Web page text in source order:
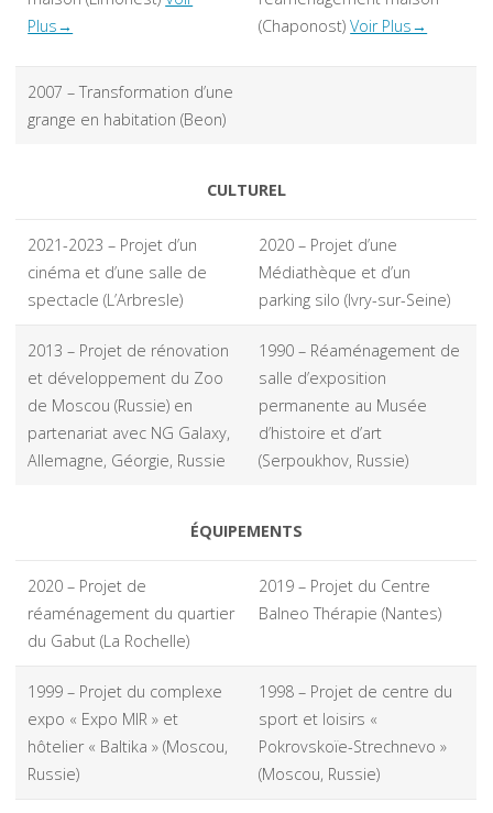
Plus→
(Chaponost)Voir Plus→
2007 – Transformation d’une
grange en habitation (Beon)
CULTUREL
2021-2023 – Projet d’un
cinéma et d’une salle de
spectacle (L’Arbresle)
2020 – Projet d’une
Médiathèque et d’un
parking silo (Ivry-sur-Seine)
2013 – Projet de rénovation
et développement du Zoo
de Moscou (Russie) en
partenariat avec NG Galaxy,
Allemagne, Géorgie, Russie
1990 – Réaménagement de
salle d’exposition
permanente au Musée
d’histoire et d’art
(Serpoukhov, Russie)
ÉQUIPEMENTS
2020 – Projet de
réaménagement du quartier
du Gabut (La Rochelle)
2019 – Projet du Centre
Balneo Thérapie (Nantes)
1999 – Projet du complexe
expo « Expo MIR » et
hôtelier « Baltika » (Moscou,
Russie)
1998 – Projet de centre du
sport et loisirs «
Pokrovskoïe-Strechnevo »
(Moscou, Russie)